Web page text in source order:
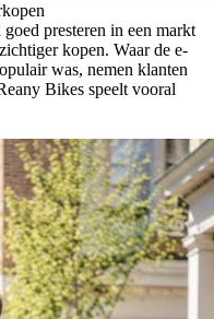
presteren in een markt
kopen. Waar de e-
was, nemen klanten
Bikes speelt vooral